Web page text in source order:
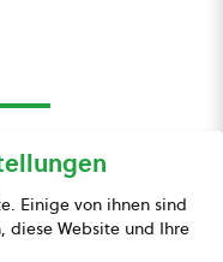
Einige von ihnen sind
diese Website und Ihre